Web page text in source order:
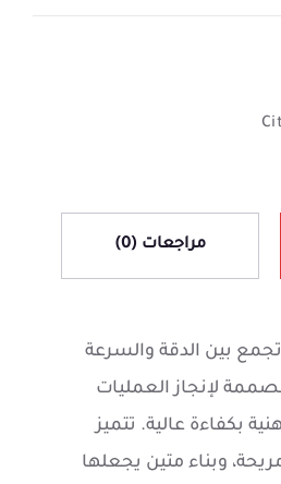
مراجعات (0)
آلة حاسبة من Citizen تجمع بين الدقة والسرعة
لإنجاز العمليات
بكفاءة عالية. تتميز
وبناء متين يجعلها